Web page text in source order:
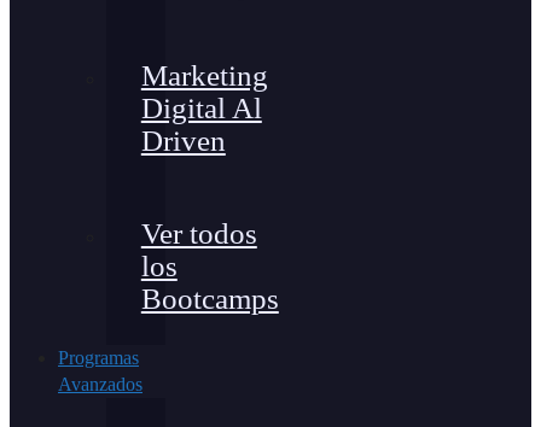
Marketing
Digital Al
Driven
Ver todos
los
Bootcamps
Programas
Avanzados